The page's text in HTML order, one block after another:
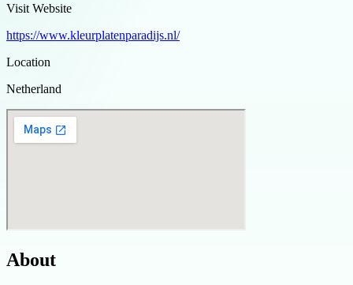
Visit Website
https://www.kleurplatenparadijs.nl/
Location
Netherland
About